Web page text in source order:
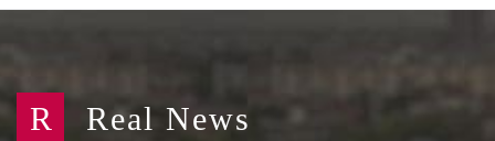
R Real News